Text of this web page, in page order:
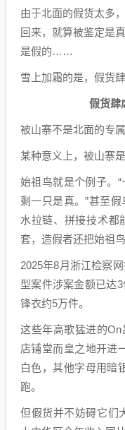
由于北面的假货太多
回来，就算被鉴定是
是假的……
雪上加霜的是，假货
假货肆
被山寨不是北面的专属
某种意义上，被山寨
始祖鸟就是个例子。
剩一只是真。”甚至
水拉链、拼接技术都
套，造假者还把始祖
2025年8月浙江检察
型案件涉案金额已达
锋衣约5万件。
这些年高歌猛进的On
店铺堂而皇之地开进
白色，其他字母用暗
跑。
但假货并不妨碍它们